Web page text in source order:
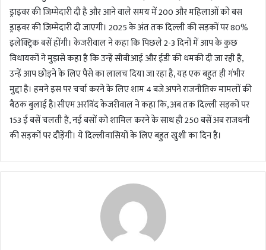
ड्राइवर की जिम्मेदारी दी है और आने वाले समय में 200 और महिलाओं को बस
ड्राइवर की जिम्मेदारी दी जाएगी। 2025 के अंत तक दिल्ली की सड़कों पर 80%
इलेक्ट्रिक बसें होंगी। केजरीवाल ने कहा कि पिछले 2-3 दिनों में आप के कुछ
विधायकों ने मुझसे कहा है कि उन्हें सीबीआई और ईडी की धमकी दी जा रही है,
उन्हें आप छोड़ने के लिए पैसे का लालच दिया जा रहा है, यह एक बहुत ही गंभीर
मुद्दा है। हमने इस पर चर्चा करने के लिए शाम 4 बजे अपने राजनीतिक मामलों की
बैठक बुलाई है।सीएम अरविंद केजरीवाल ने कहा कि, अब तक दिल्ली सड़कों पर
153 ई बसें चलती हैं, नई बसों को शामिल करने के साथ ही 250 बसें अब राजधनी
की सड़कों पर दौड़ेंगी। ये दिल्लीवासियों के लिए बहुत खुशी का दिन है।